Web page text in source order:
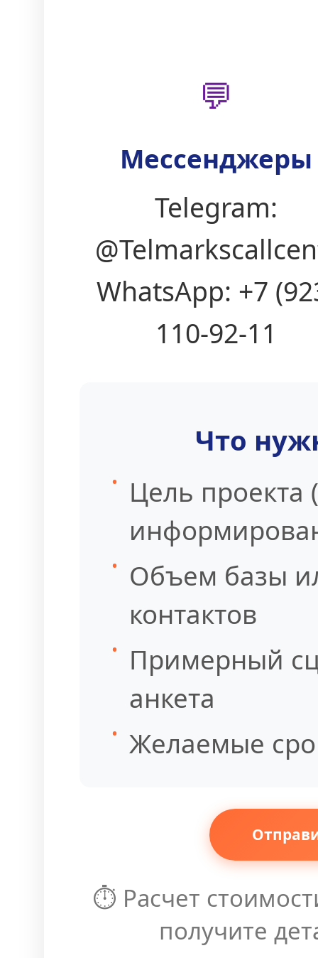
💬
Мессенджеры
Telegram:
WhatsApp: +7
110-92-11
Что
Цель проекта
Объем базы
контактов
Примерный
анкета
Желаемые
⏱️ Расчет
получите